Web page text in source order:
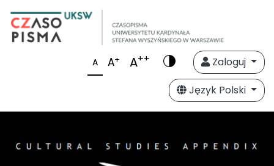
A A+ A++
Zaloguj
Język Polski